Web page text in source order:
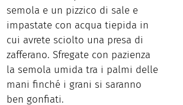
semola e un pizzico di sale e
impastate con acqua tiepida in
cui avrete sciolto una presa di
zafferano. Sfregate con pazienza
la semola umida tra i palmi delle
mani finché i grani si saranno
ben gonfiati.